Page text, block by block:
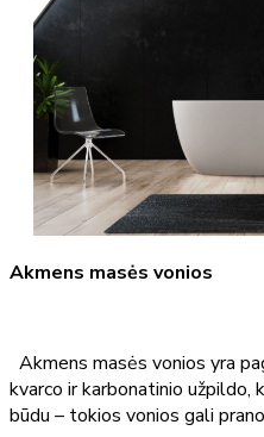
Akmens masės vonios
Akmens masės vonios yra
kvarco ir karbonatinio užpildo,
būdu – tokios vonios gali